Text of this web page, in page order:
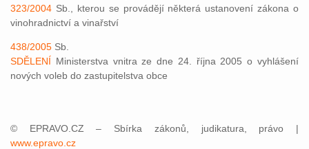
323/2004 Sb., kterou se provádějí některá ustanovení zákona o
vinohradnictví a vinařství
438/2005 Sb.
SDĚLENÍ Ministerstva vnitra ze dne 24. října 2005 o vyhlášení
nových voleb do zastupitelstva obce
© EPRAVO.CZ – Sbírka zákonů, judikatura, právo |
www.epravo.cz